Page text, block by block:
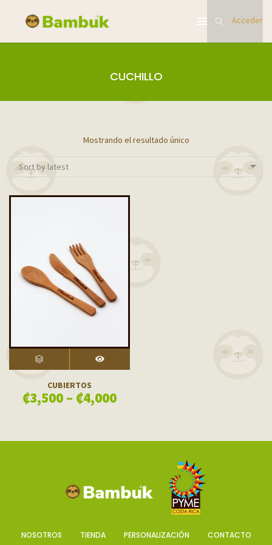
Acceder
CUCHILLO
Mostrando el resultado único
Sort by latest
SELECT OPTIONS VISTA RÁPIDA
CUBIERTOS
₡3,500 – ₡4,000
NOSOTROS TIENDA PERSONALIZACIÓN CONTACTO